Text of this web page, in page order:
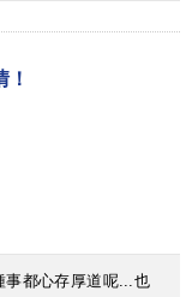
都心存厚道呢...也